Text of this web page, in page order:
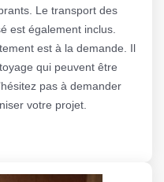
Le transport des
est également inclus.
est à la demande. Il
qui peuvent être
pas à demander
votre projet.